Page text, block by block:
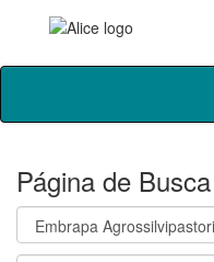
Skip
Página de Busca